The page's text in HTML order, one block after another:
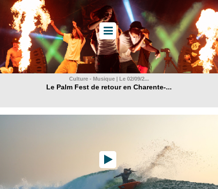
Culture - Musique | Le 02/09/2...
Le Palm Fest de retour en Charente-...